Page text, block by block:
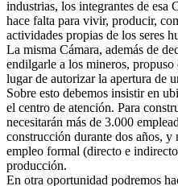
industrias, los integrantes de esa
hace falta para vivir, producir,
actividades propias de los seres
La misma Cámara, además de
endilgarle a los mineros,
lugar de autorizar la apertura de
Sobre esto debemos insistir en
el centro de atención. Para
necesitarán más de 3.000
construcción durante dos años, y
empleo formal (directo e
producción.
En otra oportunidad podremos